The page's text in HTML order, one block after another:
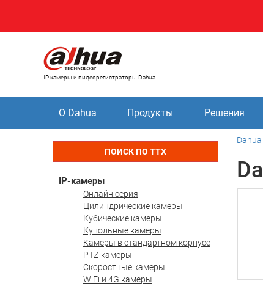
IP камеры и видеорегистраторы Dahua
О Dahua Продукты Решения
ПОИСК ПО ТТХ
IP-камеры
Онлайн серия
Цилиндрические камеры
Кубические камеры
Купольные камеры
Камеры в стандартном корпусе
PTZ-камеры
Скоростные камеры
WiFi и 4G камеры
Dahua